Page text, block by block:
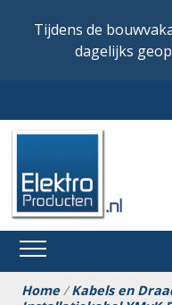
Tijdens de
dagelijks
Home/Kabels en